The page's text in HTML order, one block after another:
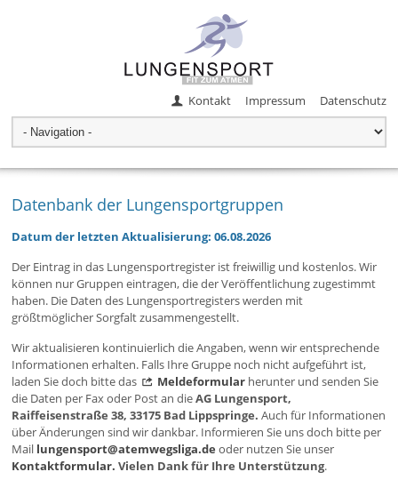
Kontakt Impressum Datenschutz
Datenbank der Lungensportgruppen
Datum der letzten Aktualisierung: 06.08.2026
Der Eintrag in das Lungensportregister ist freiwillig und kostenlos. Wir
können nur Gruppen eintragen, die der Veröffentlichung zugestimmt
haben. Die Daten des Lungensportregisters werden mit
größtmöglicher Sorgfalt zusammengestellt.
Wir aktualisieren kontinuierlich die Angaben, wenn wir entsprechende
Informationen erhalten. Falls Ihre Gruppe noch nicht aufgeführt ist,
laden Sie doch bitte das
Meldeformular herunter und senden Sie
die Daten per Fax oder Post an dieAG Lungensport,
Raiffeisenstraße 38, 33175 Bad Lippspringe. Auch für Informationen
über Änderungen sind wir dankbar. Informieren Sie uns doch bitte per
Mail lungensport@atemwegsliga.de oder nutzen Sie unser
Kontaktformular. Vielen Dank für Ihre Unterstützung.